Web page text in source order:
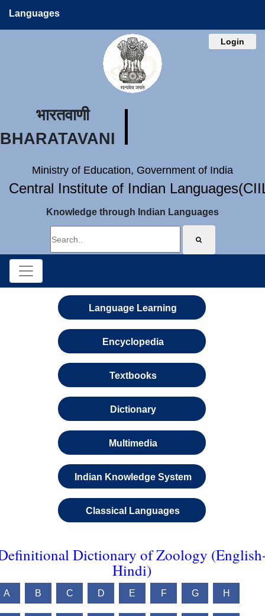
Languages
Login
भारतवाणी
BHARATAVANI
Ministry of Education, Government of India
Central Institute of Indian
Knowledge through Indian Languages
Language Learning
Encyclopedia
Textbooks
Dictionary
Multimedia
Indian Knowledge System
Classical Languages
Dictionary of Zoology
Hindi)
A B C D E F G H